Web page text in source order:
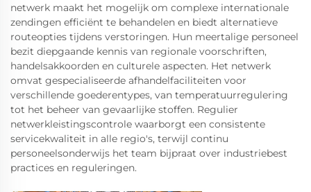
netwerk maakt het mogelijk om complexe internationale
zendingen efficiënt te behandelen en biedt alternatieve
routeopties tijdens verstoringen. Hun meertalige personeel
bezit diepgaande kennis van regionale voorschriften,
handelsakkoorden en culturele aspecten. Het netwerk
omvat gespecialiseerde afhandelfaciliteiten voor
verschillende goederentypes, van temperatuurregulering
tot het beheer van gevaarlijke stoffen. Regulier
netwerkleistingscontrole waarborgt een consistente
servicekwaliteit in alle regio's, terwijl continu
personeelsonderwijs het team bijpraat over industriebest
practices en reguleringen.